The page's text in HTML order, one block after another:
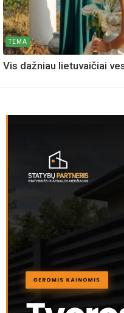
TEMA
Vis dažniau lietuvaičiai